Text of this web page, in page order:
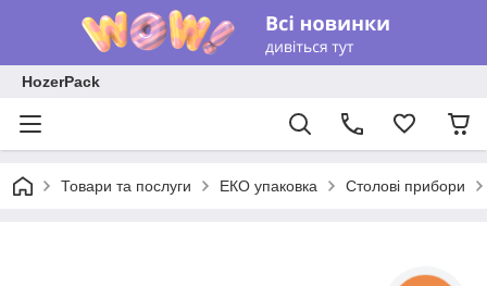
HozerPack
Товари та послуги ЕКО упаковка Столові прибори